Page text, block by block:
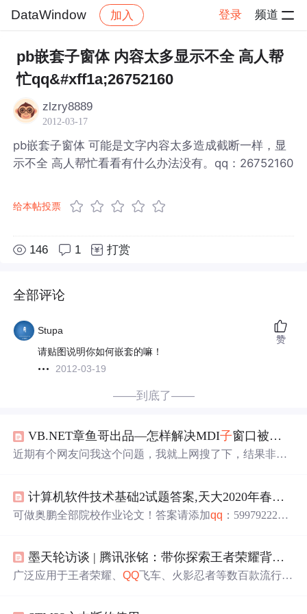
DataWindow 加入 登录 频道
社区 DataWindow 帖子详情
pb嵌套子窗体 内容太多显示不全 高人帮
忙qq&#xff1a;26752160
zlzry8889
2012-03-17
pb嵌套子窗体 可能是文字内容太多造成截断一样，显
示不全 高人帮忙看看有什么办法没有。qq：26752160
给本帖投票
146 1 打赏
全部评论
Stupa
请贴图说明你如何嵌套的嘛！
2012-03-19
赞
——到底了——
VB.NET章鱼哥出品—怎样解决MDI子窗口被父窗口中的控件覆盖的问题
近期有个网友问我这个问题，我就上网搜了下，结果非常
（），并对网上的错误进行了改动，并给出了简单实例代
码。读者可自行測试： Public Class Form1 '作者：章鱼哥，
计算机软件技术基础2试题答案,天大2020年春季考试《计算机软件技术基础(1)》在线考核试题【标准答案】...
可做奥鹏全部院校作业论文！答案请添加qq ：599792222
题 (共 50 道试题,共 100 分)1.VB的IDE有两种模式,设计程
序和执行程序分别使用()。A.调试模式和编程模式B.编程模
墨天轮访谈 | 腾讯张铭：带你探索王者荣耀背后的游戏数据库 TcaplusDB
广泛应用于王者荣耀、QQ飞车、火影忍者等数百款流行游